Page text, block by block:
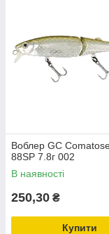
Воблер GC
88SP 7.8г 002
В наявності
250,30 ₴
Купити